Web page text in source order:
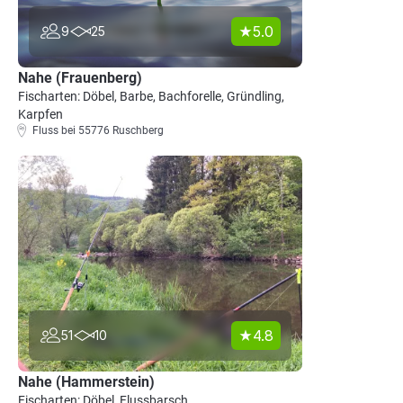
9 25 5.0
Nahe (Frauenberg)
Fischarten: Döbel, Barbe, Bachforelle, Gründling,
Karpfen
Fluss bei 55776 Ruschberg
51 10 4.8
Nahe (Hammerstein)